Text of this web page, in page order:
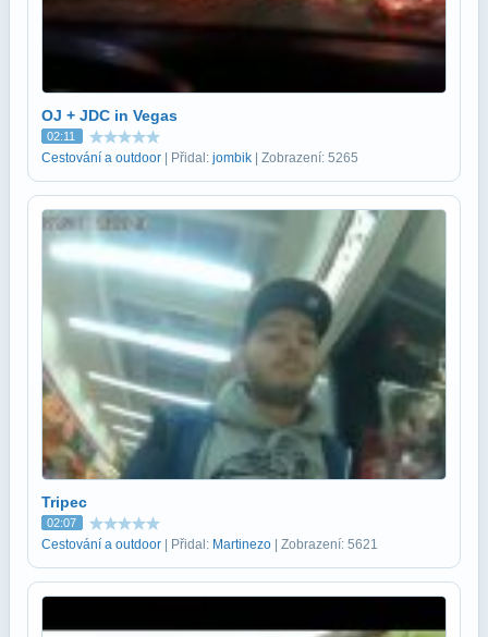
OJ + JDC in Vegas
02:11
Cestování a outdoor | Přidal: jombik | Zobrazení: 5265
Tripec
02:07
Cestování a outdoor | Přidal: Martinezo | Zobrazení: 5621